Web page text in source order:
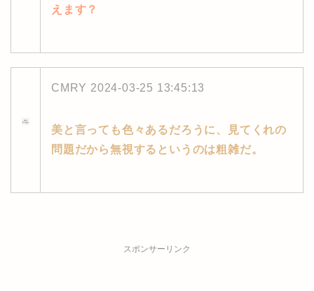
えます？
CMRY 2024-03-25 13:45:13
美と言っても色々あるだろうに、見てくれの
問題だから無視するというのは粗雑だ。
スポンサーリンク